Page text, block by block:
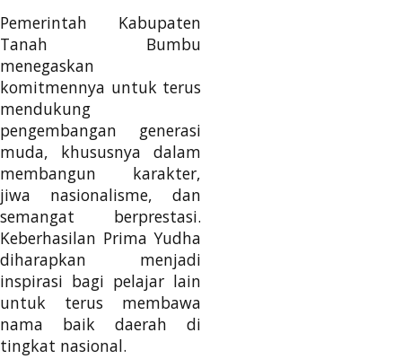
Pemerintah Kabupaten
Tanah Bumbu
menegaskan
komitmennya untuk terus
mendukung
pengembangan generasi
muda, khususnya dalam
membangun karakter,
jiwa nasionalisme, dan
semangat berprestasi.
Keberhasilan Prima Yudha
diharapkan menjadi
inspirasi bagi pelajar lain
untuk terus membawa
nama baik daerah di
tingkat nasional.